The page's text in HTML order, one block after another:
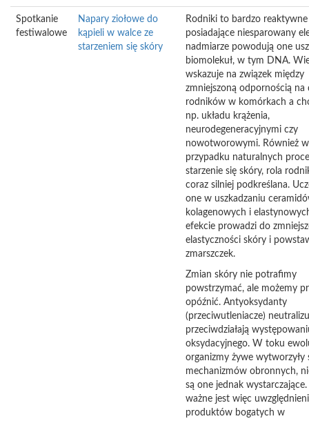
Spotkanie
festiwalowe
Napary ziołowe do
kąpieli w walce ze
starzeniem się skóry
Rodniki to bardzo reaktywne
posiadające niesparowany
nadmiarze powodują one
biomolekuł, w tym DNA.
wskazuje na związek między
zmniejszoną odpornością na
rodników w komórkach a
np. układu krążenia,
neurodegeneracyjnymi czy
nowotworowymi. Również w
przypadku naturalnych
starzenie się skóry, rola
coraz silniej podkreślana.
one w uszkadzaniu
kolagenowych i
efekcie prowadzi do
elastyczności skóry i
zmarszczek.
Zmian skóry nie potrafimy
powstrzymać, ale możemy
opóźnić. Antyoksydanty
(przeciwutleniacze)
przeciwdziałają
oksydacyjnego. W toku
organizmy żywe wytworzyły
mechanizmów obronnych,
są one jednak
ważne jest więc
produktów bogatych w